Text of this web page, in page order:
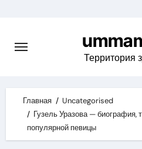
content
Территория
Главная
Uncategorised
Гузель Уразова — биография,
популярной певицы